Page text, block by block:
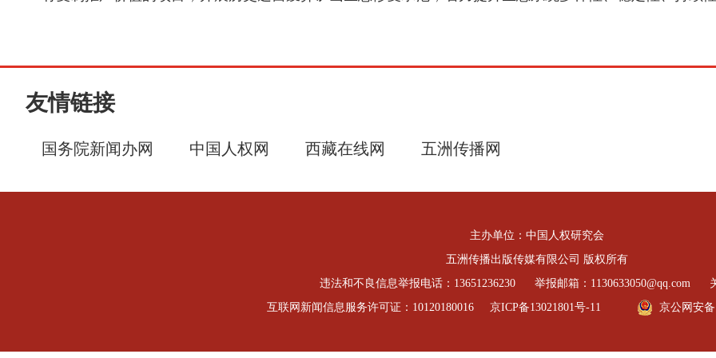
友情链接
国务院新闻办网 中国人权网 西藏在线网 五洲传播网
主办单位：中国人权研究会
五洲传播出版传媒有限公司 版权所有
违法和不良信息举报电话：13651236230
举报邮箱：1130633050@qq.com
互联网新闻信息服务许可证：10120180016
京ICP备13021801号-11 京公网安备